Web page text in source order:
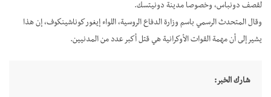
لقصف دونباس، وخصوصا مدينة دونيتسك.
وقال المتحدث الرسمي باسم وزارة الدفاع الروسية، اللواء إيغور كوناشينكوف، إن هذا
يشير إلى أن مهمة القوات الأوكرانية هي قتل أكبر عدد من المدنيين.
شارك الخبر: